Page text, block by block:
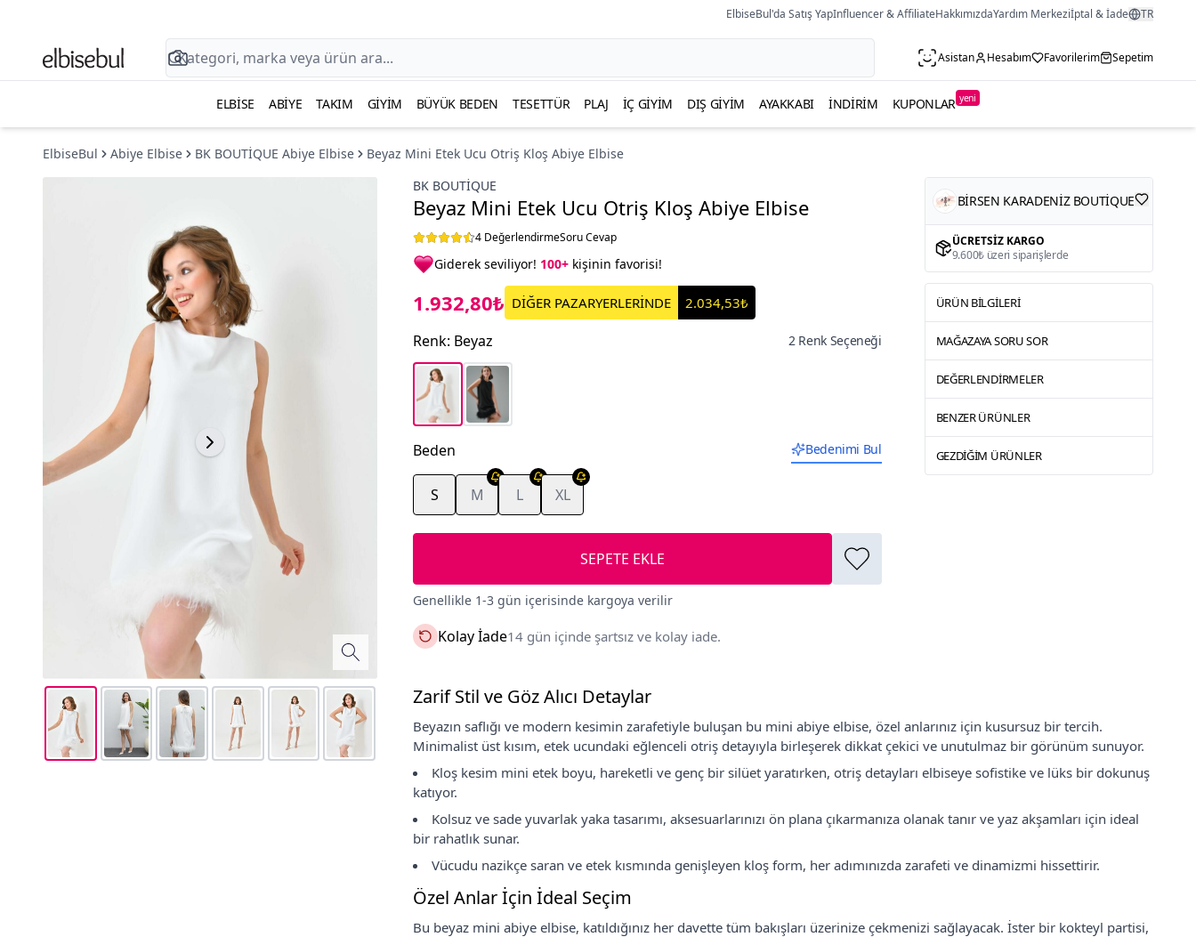
ElbiseBul'da Satış YapInfluencer & AffiliateHakkımızdaYardım Merkeziİptal & İade TR
Asistan Hesabım Favorilerim Sepetim
ELBISE ABIYE TAKIM GIYIM BÜYÜK BEDEN TESETTÜR PLAJ İÇ GIYIM DIŞ GIYIM AYAKKABI İNDIRIM KUPONLAR yeni
ElbiseBul Abiye Elbise BK BOUTİQUE Abiye Elbise
Beyaz Mini Etek Ucu Otriş Kloş Abiye Elbise
BK BOUTİQUE
Beyaz Mini Etek Ucu Otriş Kloş Abiye Elbise
4 DeğerlendirmeSoru Cevap
Giderek seviliyor! 100+ kişinin favorisi!
1.932,80₺ DİĞER PAZARYERLERİNDE 2.034,53₺
Renk: Beyaz 2 Renk Seçeneği
Beden Bedenimi Bul
S M L XL
SEPETE EKLE
Genellikle 1-3 gün içerisinde kargoya verilir
Kolay İade14 gün içinde şartsız ve kolay iade.
BİRSEN KARADENİZ BOUTİQUE
ÜCRETSIZ KARGO
9.600₺ üzeri siparişlerde
ÜRÜN BILGILERI
MAĞAZAYA SORU SOR
DEĞERLENDIRMELER
BENZER ÜRÜNLER
GEZDIĞIM ÜRÜNLER
Zarif Stil ve Göz Alıcı Detaylar
Beyazın saflığı ve modern kesimin zarafetiyle buluşan bu mini abiye elbise, özel anlarınız için kusursuz bir tercih.
Minimalist üst kısım, etek ucundaki eğlenceli otriş detayıyla birleşerek dikkat çekici ve unutulmaz bir görünüm sunuyor.
Kloş kesim mini etek boyu, hareketli ve genç bir silüet yaratırken, otriş detayları elbiseye sofistike ve lüks bir dokunuş
katıyor.
Kolsuz ve sade yuvarlak yaka tasarımı, aksesuarlarınızı ön plana çıkarmanıza olanak tanır ve yaz akşamları için ideal
bir rahatlık sunar.
Vücudu nazikçe saran ve etek kısmında genişleyen kloş form, her adımınızda zarafeti ve dinamizmi hissettirir.
Özel Anlar İçin İdeal Seçim
Bu beyaz mini abiye elbise, katıldığınız her davette tüm bakışları üzerinize çekmenizi sağlayacak. İster bir kokteyl partisi,